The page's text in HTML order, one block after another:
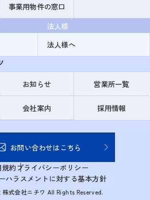
事業用物件の窓口
法人様
法人様へ
お知らせ 営業所一覧
会社案内 採用情報
お問い合わせはこちら
約プライバシーポリシー
ハラスメントに対する基本方針
式会社ニチワ All Rights Reserved.